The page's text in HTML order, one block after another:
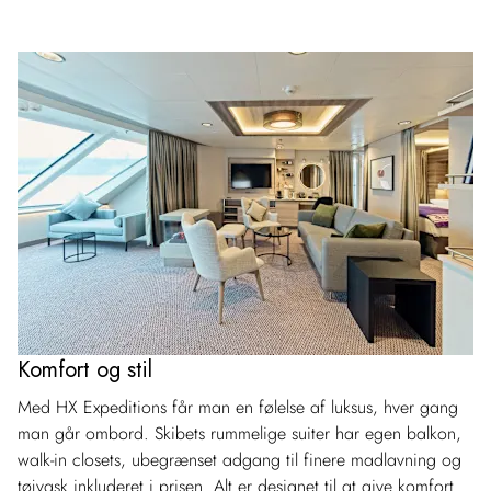
Komfort og stil
Med HX Expeditions får man en følelse af luksus, hver gang
man går ombord. Skibets rummelige suiter har egen balkon,
walk-in closets, ubegrænset adgang til finere madlavning og